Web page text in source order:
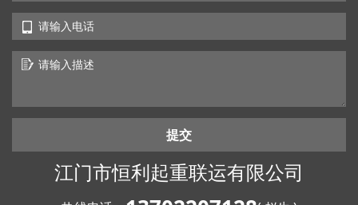
提交
江门市恒利起重联运有限公司